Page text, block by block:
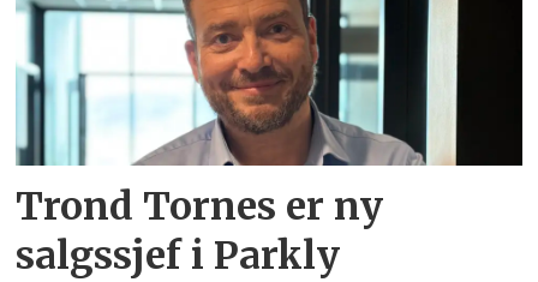
Trond Tornes er ny
salgssjef i Parkly